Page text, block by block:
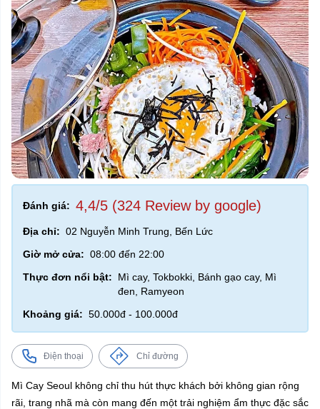
Đánh giá: 4,4/5 (324 Review by google)
Địa chỉ: 02 Nguyễn Minh Trung, Bến Lức
Giờ mở cửa: 08:00 đến 22:00
Thực đơn nổi bật:
Mì cay, Tokbokki, Bánh gạo cay, Mì
đen, Ramyeon
Khoảng giá: 50.000đ - 100.000đ
Điện thoại Chỉ đường
Mì Cay Seoul không chỉ thu hút thực khách bởi không gian rộng
rãi, trang nhã mà còn mang đến một trải nghiệm ẩm thực đặc sắc